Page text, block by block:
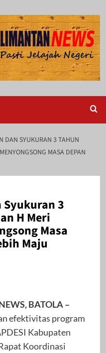
DAN SYUKURAN 3 TAHUN
MASA DEPAN
3
H Meri
Masa
Maju
BATOLA –
efektivitas program
Kabupaten
Koordinasi